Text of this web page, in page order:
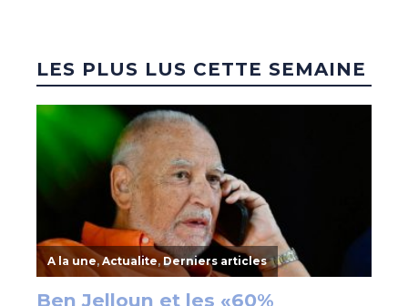
LES PLUS LUS CETTE SEMAINE